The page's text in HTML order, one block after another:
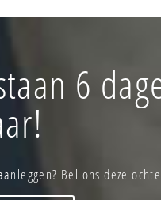
6
Bel ons deze